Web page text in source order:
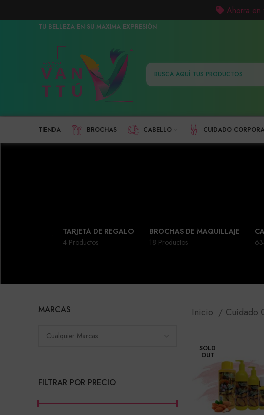
TU BELLEZA EN SU MAXIMA EXPRESIÓN
TIENDA BROCHAS CABELLO CUIDADO
TARJETA DE REGALO
4 Productos
BROCHAS DE MAQUILLAJE
18 Productos
MARCAS
Cualquier Marcas
FILTRAR POR PRECIO
Inicio Cuidado
SOLD
OUT
Ahorra en